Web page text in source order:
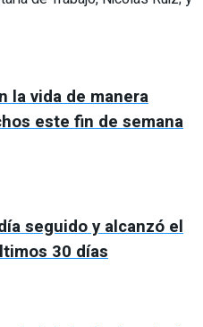
la vida de manera
este fin de semana
seguido y alcanzó el
30 días